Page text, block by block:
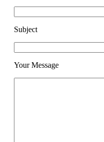
Subject
Your Message